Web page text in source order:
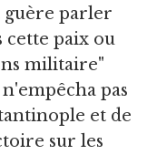
parler
paix ou
militaire"
n'empêcha pas
et de
sur les